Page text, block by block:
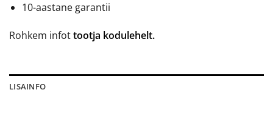
10-aastane garantii
Rohkem infottootja kodulehelt.
LISAINFO